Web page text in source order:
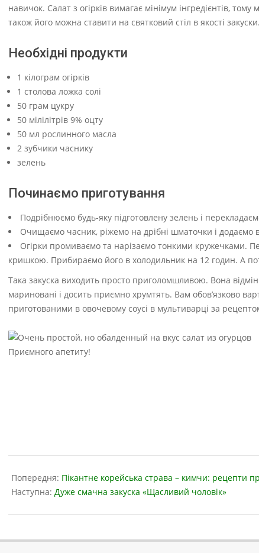
навичок. Салат з огірків вимагає мінімум інгредієнтів,
також його можна ставити на святковий стіл в якості закуски.
Необхідні продукти
1 кілограм огірків
1 столова ложка солі
50 грам цукру
50 мілілітрів 9% оцту
50 мл рослинного масла
2 зубчики часнику
зелень
Починаємо приготування
Подрібнюємо будь-яку підготовлену зелень і
Очищаємо часник, ріжемо на дрібні шматочки і додаємо
Огірки промиваємо та нарізаємо тонкими кружечками.
кришкою. Прибираємо його в холодильник на 12 годин. А
Така закуска виходить просто приголомшливою. Вона
мариновані і досить приємно хрумтять. Вам обов’язково
приготованими в овочевому соусі в мультиварці за
Приємного апетиту!
05-
17
Попередня: Пікантне корейська страва – кимчи: рецепти
Наступна: Дуже смачна закуска «Щасливий чоловік»